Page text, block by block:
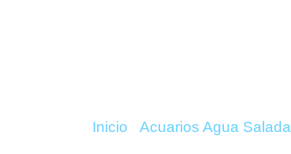
Inicio Acuarios Agua Salada